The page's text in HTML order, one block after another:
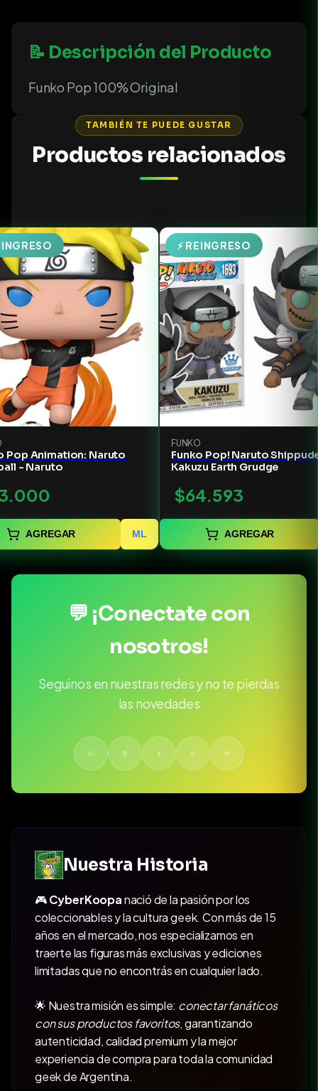
📝 Descripción del Producto
Funko Pop 100% Original
TAMBIÉN TE PUEDE GUSTAR
Productos relacionados
Pop Animation: Naruto
- Naruto
AGREGAR ML
⚡ REINGRESO
FUNKO
Funko Pop! Naruto
Kakuzu Earth Grudge
$64.593
AGREGAR
💬 ¡Conectate con
nosotros!
Seguinos en nuestras redes y no te pierdas
las novedades
Nuestra Historia
🎮CyberKoopanació de la pasión por los
coleccionables y la cultura geek. Con más de 15
años en el mercado, nos especializamos en
traerte las figuras más exclusivas y ediciones
limitadas que no encontrás en cualquier lado.
🌟 Nuestra misión es simple: conectar fanáticos
con sus productos favoritos, garantizando
autenticidad, calidad premium y la mejor
experiencia de compra para toda la comunidad
geek de Argentina.